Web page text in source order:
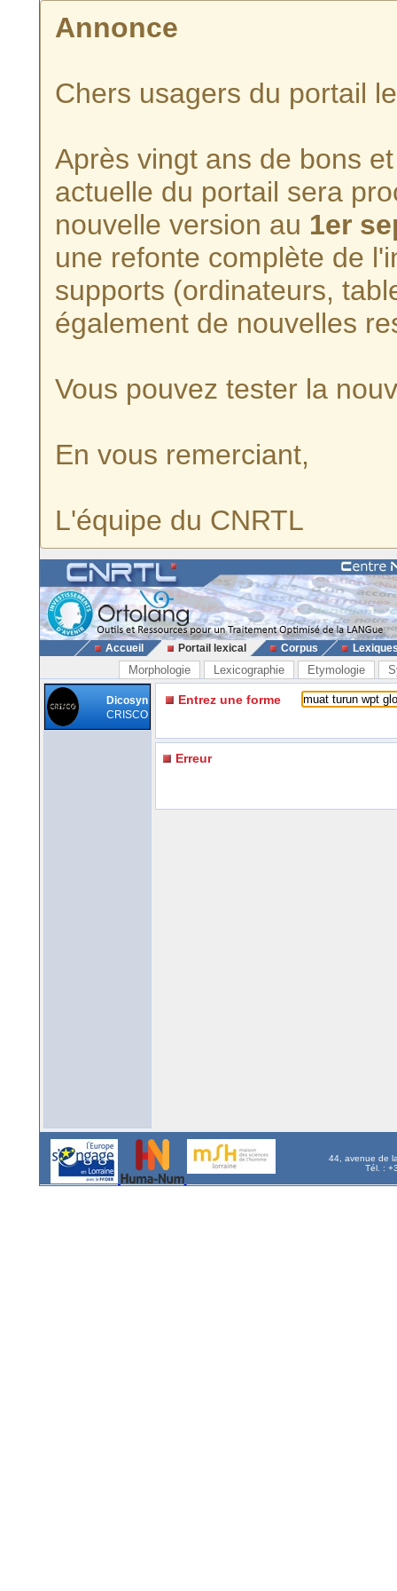
Annonce
Chers usagers du portail
Après vingt ans de bons
actuelle du portail sera
nouvelle version au 1er
une refonte complète de
supports (ordinateurs,
également de nouvelles
Vous pouvez tester la
En vous remerciant,
L'équipe du CNRTL
Accueil Portail lexical Corpus
Morphologie Lexicographie Etymologie
Dicosyn
CRISCO
Entrez une forme
Erreur
44, avenue de
Tél. :